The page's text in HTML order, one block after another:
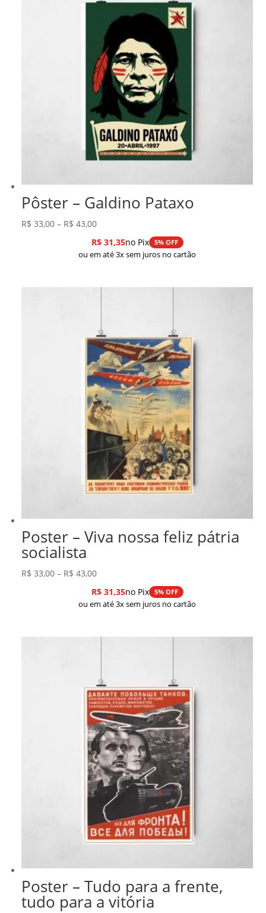
Pôster – Galdino Pataxo
R$ 33,00 – R$ 43,00Faixa
de
preço:
através
R$31,35no Pix 5% OFF
ou em até 3x sem juros no cartão
Poster – Viva nossa feliz pátria
socialista
R$ 33,00 – R$ 43,00Faixa
de
preço:
através
R$31,35no Pix 5% OFF
ou em até 3x sem juros no cartão
Poster – Tudo para a frente,
tudo para a vitória